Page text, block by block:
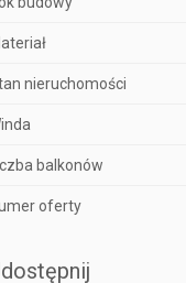
nieruchomości
balkonów
oferty